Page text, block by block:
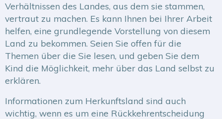
Verhältnissen des Landes, aus dem sie stammen,
vertraut zu machen. Es kann Ihnen bei Ihrer Arbeit
helfen, eine grundlegende Vorstellung von diesem
Land zu bekommen. Seien Sie offen für die
Themen über die Sie lesen, und geben Sie dem
Kind die Möglichkeit, mehr über das Land selbst zu
erklären.
Informationen zum Herkunftsland sind auch
wichtig, wenn es um eine Rückkehrentscheidung